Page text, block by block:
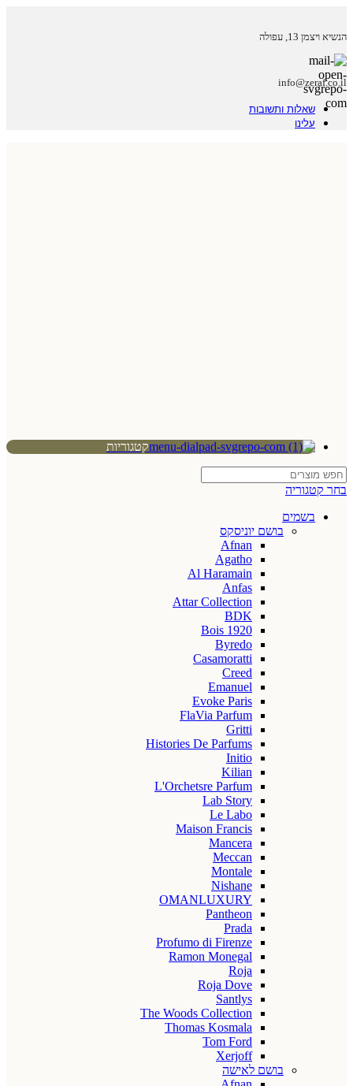
הנשיא ויצמן 13, עפולה
info@zeraf.co.il
שאלות ותשובות
עלינו
קטגוריות
בחר קטגוריה
בשמים
בושם יוניסקס
Afnan
Agatho
Al Haramain
Anfas
Attar Collection
BDK
Bois 1920
Byredo
Casamoratti
Creed
Emanuel
Evoke Paris
FlaVia Parfum
Gritti
Histories De Parfums
Initio
Kilian
L'Orchetsre Parfum
Lab Story
Le Labo
Maison Francis
Mancera
Meccan
Montale
Nishane
OMANLUXURY
Pantheon
Prada
Profumo di Firenze
Ramon Monegal
Roja
Roja Dove
Santlys
The Woods Collection
Thomas Kosmala
Tom Ford
Xerjoff
בושם לאישה